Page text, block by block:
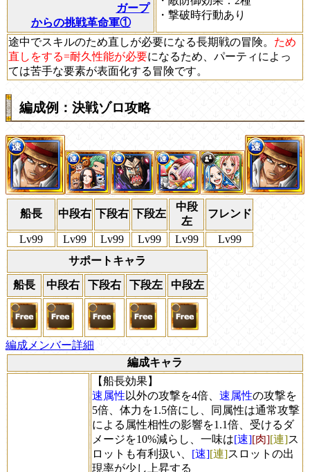
ガープ
からの挑戦革命軍①
・撃破時行動あり
途中でスキルのため直しが必要になる長期戦の冒険。 ため
直しをする=耐久性能が必要になるため、パーティによっ
ては苦手な要素が表面化する冒険です。
編成例：決戦ゾロ攻略
船長 中段右 下段右 下段左
中段
左
フレンド
Lv99 Lv99 Lv99 Lv99 Lv99
Lv99
サポートキャラ
船長 中段右 下段右 下段左 中段左
編成メンバー詳細
編成キャラ
【船長効果】
速属性 以外の攻撃を4倍、 速属性の攻撃を
5倍、体力を1.5倍にし、同属性は通常攻撃
による属性相性の影響を1.1倍、受けるダ
メージを10%減らし、一味は[速][肉][連]ス
ロットも有利扱い、 [速][連]スロットの出
現率が少し上昇する